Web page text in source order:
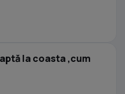
la coasta ,cum